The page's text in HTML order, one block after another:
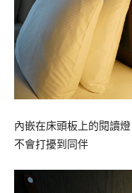
內嵌在床頭板上的閱讀燈
不會打擾到同伴